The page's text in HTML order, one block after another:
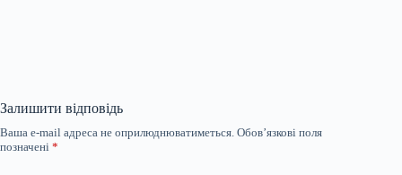
Залишити відповідь
Ваша e-mail адреса не оприлюднюватиметься. Обов’язкові поля
позначені *